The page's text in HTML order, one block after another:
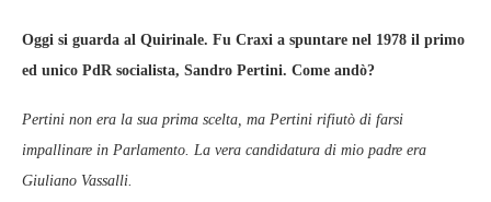
Oggi si guarda al Quirinale. Fu Craxi a spuntare nel 1978 il primo
ed unico PdR socialista, Sandro Pertini. Come andò?
Pertini non era la sua prima scelta, ma Pertini rifiutò di farsi
impallinare in Parlamento. La vera candidatura di mio padre era
Giuliano Vassalli.